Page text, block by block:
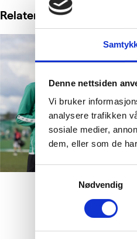
Denne nettsiden
Vi bruker
analysere trafikken
sosiale medier,
dem, eller som de
Samtykkevalg
Nødvendig
Relaterte saker